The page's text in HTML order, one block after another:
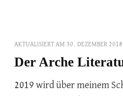
AKTUALISIERT AM 30. DEZEMBER 2018
Der Arche
2019 wird über meinem